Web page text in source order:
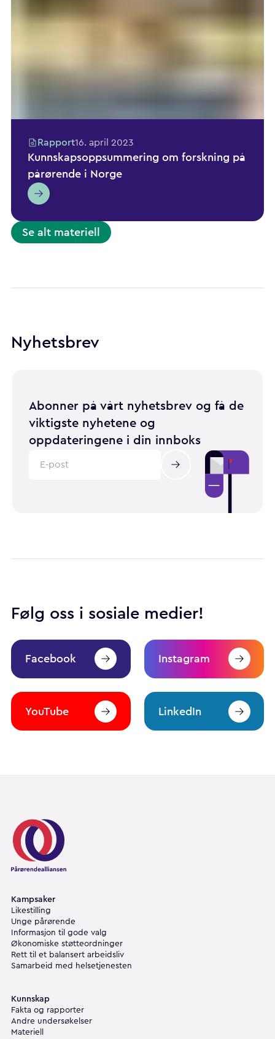
Se alt materiell
Rapport16. april 2023
Kunnskapsoppsummering om forskning på
pårørende i Norge
Nyhetsbrev
Abonner på vårt nyhetsbrev og få de
viktigste nyhetene og
oppdateringene i din innboks
Følg oss i sosiale medier!
Facebook Instagram
YouTube LinkedIn
Pårørendealliansen
Kampsaker
Likestilling
Unge pårørende
Informasjon til gode valg
Økonomiske støtteordninger
Rett til et balansert arbeidsliv
Samarbeid med helsetjenesten
Kunnskap
Fakta og rapporter
Andre undersøkelser
Materiell